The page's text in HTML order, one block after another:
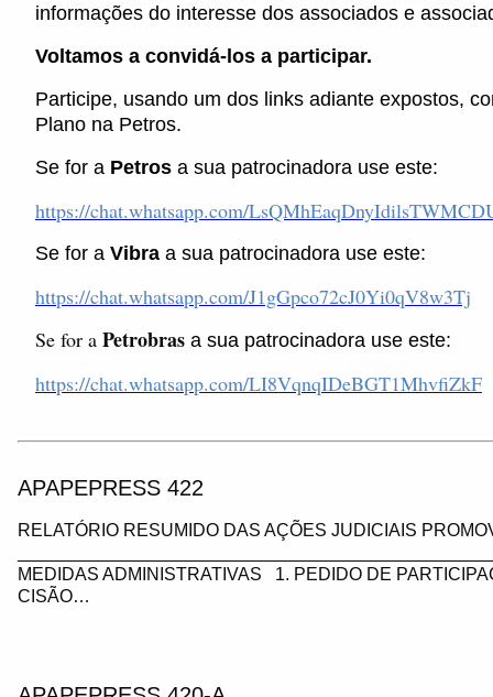
informações do interesse dos associados e
Voltamos a convidá-los a participar.
Participe, usando um dos links adiante expostos,
Plano na Petros.
Se for a Petros a sua patrocinadora use este:
https://chat.whatsapp.com/
Se for a Vibra a sua patrocinadora use este:
https://chat.whatsapp.com/J1gGpco72cJ0Yi0qV8w3Tj
Se for a Petrobras a sua patrocinadora use este:
https://chat.whatsapp.com/LI8VqnqIDeBGT1MhvfiZkF
APAPEPRESS 422
RELATÓRIO RESUMIDO DAS AÇÕES JUDICIAIS
MEDIDAS ADMINISTRATIVAS 1. PEDIDO DE
CISÃO…